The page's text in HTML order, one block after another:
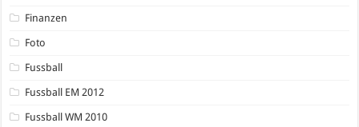
Finanzen
Foto
Fussball
Fussball EM 2012
Fussball WM 2010